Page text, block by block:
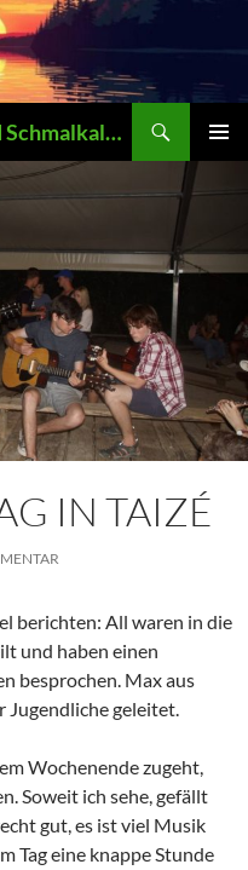
Reisetagebuch der ev. Jugend Schmalkalden
IN TAIZÉ
berichten: All waren in die
und haben einen
besprochen. Max aus
Jugendliche geleitet.
Wochenende zugeht,
Soweit ich sehe, gefällt
gut, es ist viel Musik
Tag eine knappe Stunde